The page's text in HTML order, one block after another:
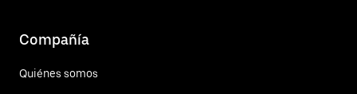
Compañía
Quiénes somos